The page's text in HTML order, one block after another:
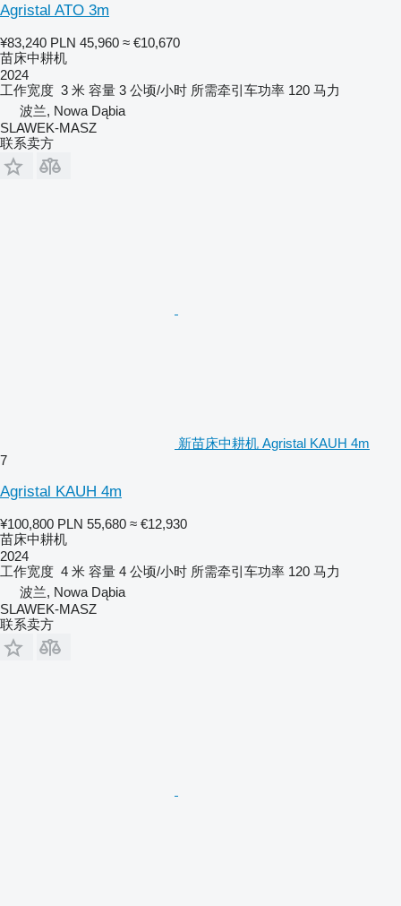
Agristal ATO 3m
¥83,240 PLN 45,960 ≈ €10,670
苗床中耕机
2024
工作宽度 3 米 容量 3 公顷/小时 所需牵引车功率 120 马力
波兰, Nowa Dąbia
SLAWEK-MASZ
联系卖方
新苗床中耕机 Agristal KAUH 4m
7
Agristal KAUH 4m
¥100,800 PLN 55,680 ≈ €12,930
苗床中耕机
2024
工作宽度 4 米 容量 4 公顷/小时 所需牵引车功率 120 马力
波兰, Nowa Dąbia
SLAWEK-MASZ
联系卖方